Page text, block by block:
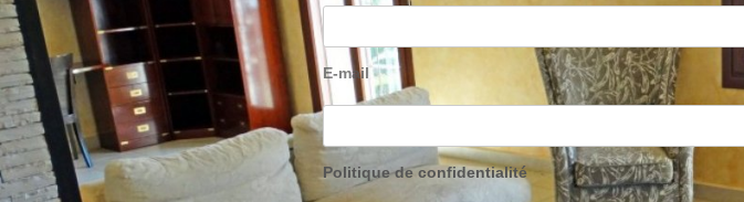
E-mail
Politique de confidentialité